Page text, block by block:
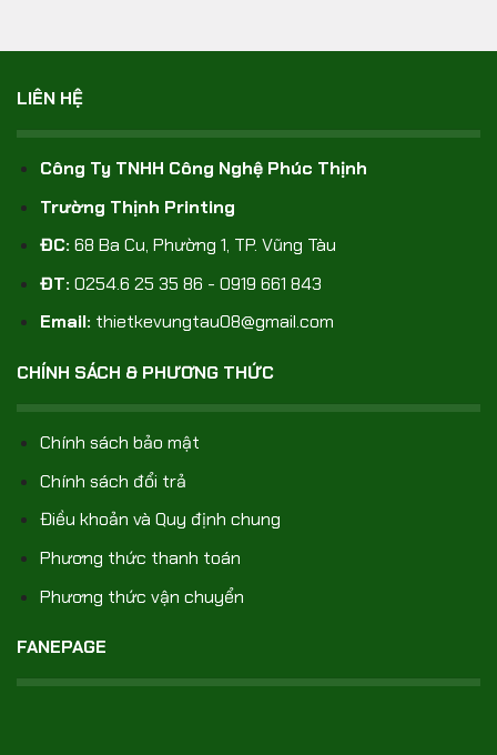
LIÊN HỆ
Công Ty TNHH Công Nghệ Phúc Thịnh
Trường Thịnh Printing
ĐC: 68 Ba Cu, Phường 1, TP. Vũng Tàu
ĐT: 0254.6 25 35 86 - 0919 661 843
Email: thietkevungtau08@gmail.com
CHÍNH SÁCH & PHƯƠNG THỨC
Chính sách bảo mật
Chính sách đổi trả
Điều khoản và Quy định chung
Phương thức thanh toán
Phương thức vận chuyển
FANEPAGE